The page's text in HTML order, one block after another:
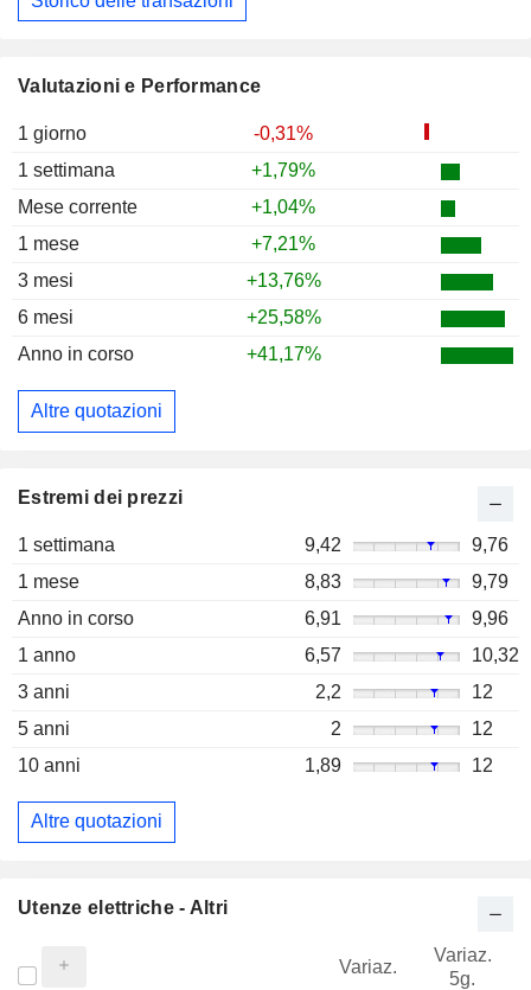
Valutazioni e Performance
1 giorno
-0,31%
1 settimana
+1,79%
Mese corrente
+1,04%
1 mese
+7,21%
3 mesi
+13,76%
6 mesi
+25,58%
Anno in corso
+41,17%
Altre quotazioni
Estremi dei prezzi
1 settimana 9,42
9,76
1 mese
8,83
9,79
Anno in corso
6,91
9,96
1 anno
6,57
10,32
3 anni
2,2
12
5 anni
2
12
10 anni
1,89 12
Altre quotazioni
Utenze elettriche - Altri
Variaz.
Variaz.
5g.